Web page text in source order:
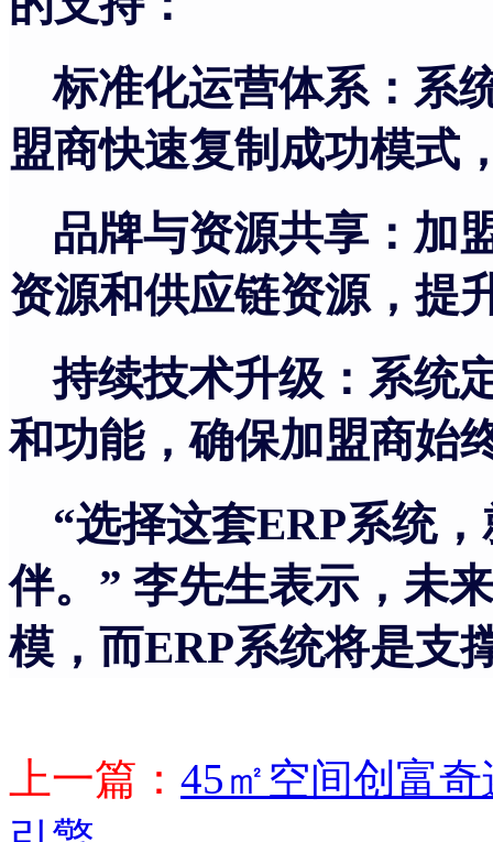
标准化运营体系：系
盟商快速复制成功模式
品牌与资源共享：加
资源和供应链资源，提
持续技术升级：系统
和功能，确保加盟商始
“选择这套ERP系统
伴。” 李先生表示，未
模，而ERP系统将是支
上一篇： 45㎡空间创富